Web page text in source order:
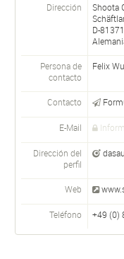
Dirección
Shoota
D-81371
Persona de
contacto
Felix
Contacto
E-Mail
Dirección del
perfil
Web
Teléfono +49 (0)